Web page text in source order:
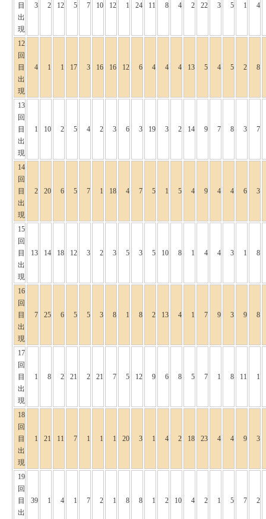
目
出
現
3 2 12 5 7 10 12 1 24 11 8 4 2 22 3 5 1 4
12
回
目
出
現
4 1 1 17 3 16 16 12 6 4 4 4 13 5 4 5 2 8
13
回
目
出
現
1 10 2 5 4 2 3 6 3 19 3 2 14 9 7 8 3 7
14
回
目
出
現
2 20 6 5 7 1 18 4 7 5 1 5 4 9 4 4 6 3
15
回
目
出
現
13 14 18 12 3 2 3 5 3 5 10 8 1 4 4 3 1 8
16
回
目
出
現
7 25 6 5 5 3 8 1 8 2 13 4 1 7 9 3 9 8
17
回
目
出
現
1 8 2 21 2 21 7 5 12 9 6 8 5 7 1 8 11 1
18
回
目
出
現
1 21 11 7 1 1 1 20 3 1 4 2 18 23 4 4 9 3
19
回
目
出
39 1 4 1 7 2 1 8 8 1 2 10 4 2 1 5 7 2